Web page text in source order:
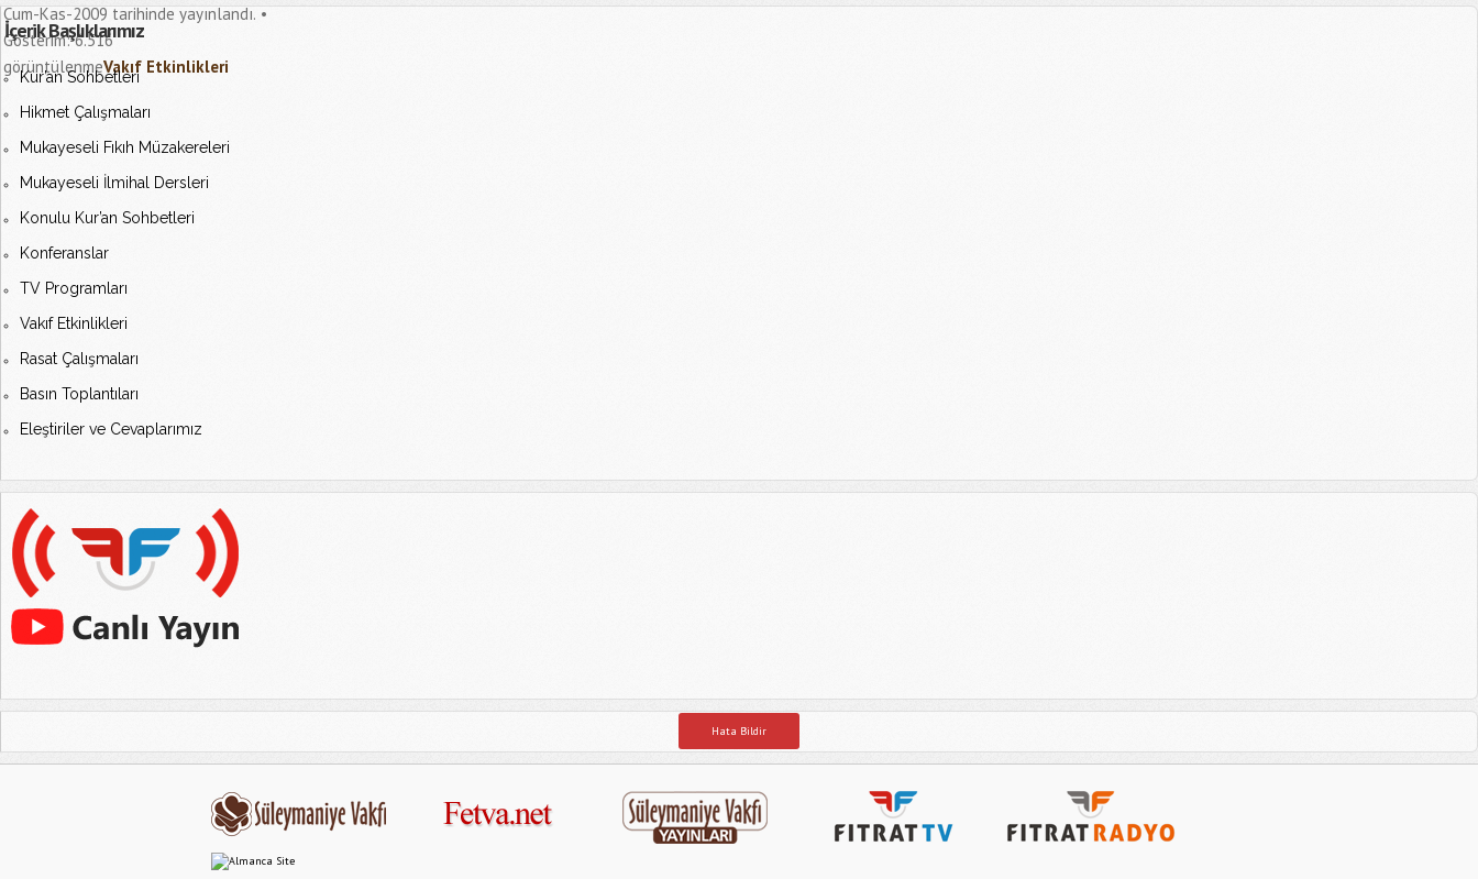
Cum-Kas-2009 tarihinde yayınlandı.
Gösterim: 6.516
görüntülenmeVakıf Etkinlikleri
İçerik Başlıklarımız
Kur’an Sohbetleri
Hikmet Çalışmaları
Mukayeseli Fıkıh Müzakereleri
Mukayeseli İlmihal Dersleri
Konulu Kur’an Sohbetleri
Konferanslar
TV Programları
Vakıf Etkinlikleri
Rasat Çalışmaları
Basın Toplantıları
Eleştiriler ve Cevaplarımız
Hata Bildir